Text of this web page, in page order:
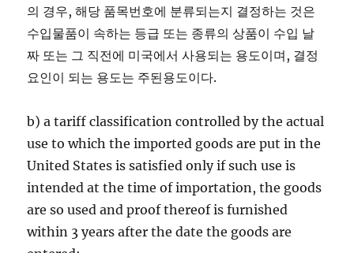
의 경우, 해당 품목번호에 분류되는지 결정하는 것은
수입물품이 속하는 등급 또는 종류의 상품이 수입 날
짜 또는 그 직전에 미국에서 사용되는 용도이며, 결정
요인이 되는 용도는 주된용도이다.
b) a tariff classification controlled by the actual
use to which the imported goods are put in the
United States is satisfied only if such use is
intended at the time of importation, the goods
are so used and proof thereof is furnished
within 3 years after the date the goods are